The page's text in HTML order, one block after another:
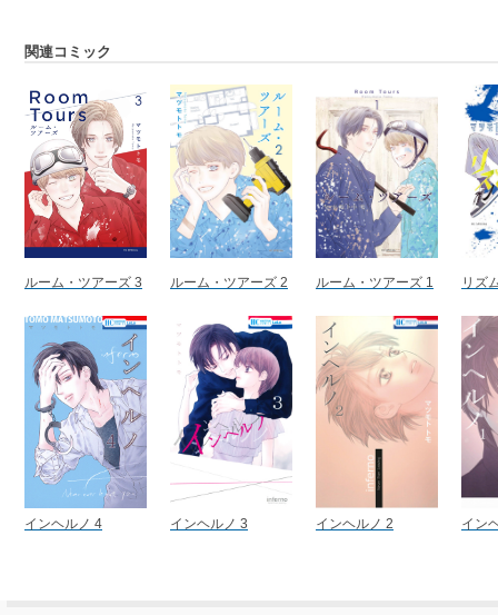
関連コミック
ルーム・ツアーズ 3 ルーム・ツアーズ 2 ルーム・ツアーズ 1 リズ
インヘルノ 4 インヘルノ 3 インヘルノ 2 イン